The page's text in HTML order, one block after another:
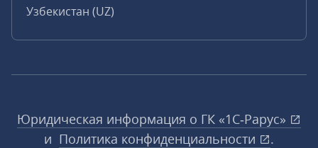
Узбекистан (UZ)
Юридическая информация о ГК «1С‑Рарус»
и Политика конфиденциальности
.